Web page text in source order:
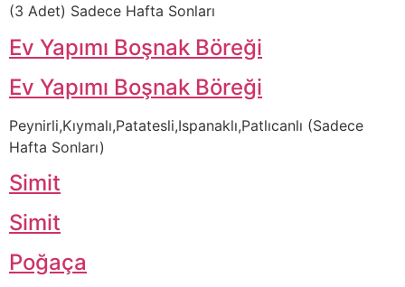
(3 Adet) Sadece Hafta Sonları
Ev Yapımı Boşnak Böreği
Ev Yapımı Boşnak Böreği
Peynirli,Kıymalı,Patatesli,Ispanaklı,Patlıcanlı (Sadece
Hafta Sonları)
Simit
Simit
Poğaça